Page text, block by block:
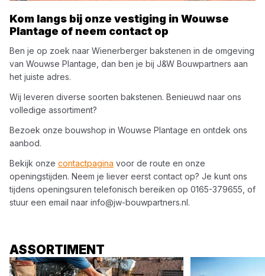
Kom langs bij onze vestiging in Wouwse
Plantage of neem contact op
Ben je op zoek naar Wienerberger bakstenen in de omgeving
van Wouwse Plantage , dan ben je bij J&W Bouwpartners aan
het juiste adres.
Wij leveren diverse soorten bakstenen. Benieuwd naar ons
volledige assortiment?
Bezoek onze bouwshop in Wouwse Plantage en ontdek ons
aanbod.
Bekijk onze contactpagina voor de route en onze
openingstijden. Neem je liever eerst contact op? Je kunt ons
tijdens openingsuren telefonisch bereiken op 0165-379655 , of
stuur een email naar info@jw-bouwpartners.nl.
ASSORTIMENT